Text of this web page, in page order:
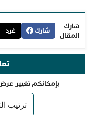
شارك
المقال
شارك غرد
بإمكانكم تغيير